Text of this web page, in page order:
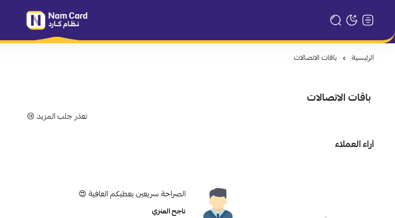
تبديل الوضع الداكن متجر نظام كارد
الرئيسية باقات الاتصالات
باقات الاتصالات
تعذر جلب المزيد 😢
آراء العملاء
الصراحة سريعين يعطيكم العافية 😍
ناجح العنزي